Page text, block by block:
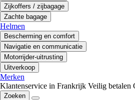
Zijkoffers / zijbagage
Zachte bagage
Helmen
Bescherming en comfort
Navigatie en communicatie
Motorrijder-uitrusting
Uitverkoop
Merken
Klantenservice in Frankrijk Veilig betalen
Zoeken